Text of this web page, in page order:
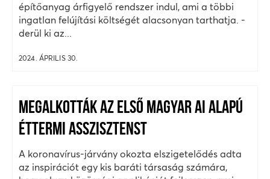
építőanyag árfigyelő rendszer indul, ami a többi
ingatlan felújítási költségét alacsonyan tarthatja. -
derül ki az...
2024. ÁPRILIS 30.
MEGALKOTTÁK AZ ELSŐ MAGYAR AI ALAPÚ
ÉTTERMI ASSZISZTENST
A koronavírus-járvány okozta elszigetelődés adta
az inspirációt egy kis baráti társaság számára,